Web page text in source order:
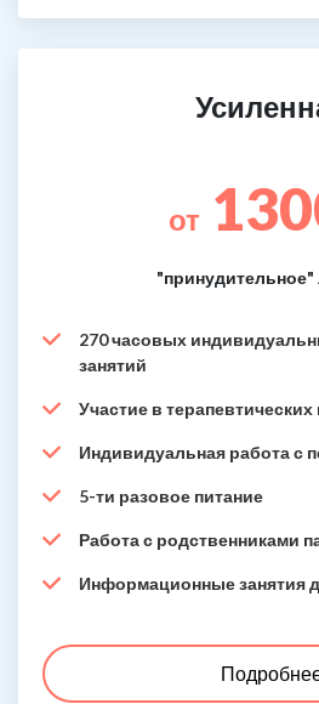
от
"принудительное"
270 часовых
занятий
Участие в терапевтических
Индивидуальная работа с
5-ти разовое питание
Работа с родственниками
Информационные занятия